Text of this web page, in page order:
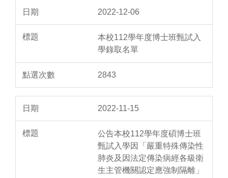
2022-12-06
本校112學年度博士班甄試入
學錄取名單
2843
2022-11-15
公告本校112學年度碩博士班
甄試入學因「嚴重特殊傳染性
肺炎及因法定傳染病經各級衛
生主管機關認定應強制隔離」